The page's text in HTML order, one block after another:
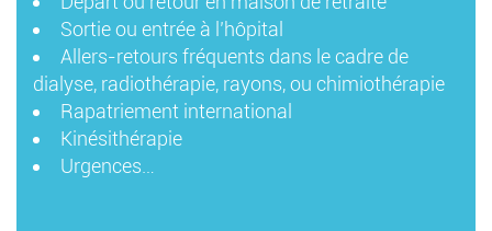
Sortie ou entrée à l’hôpital
Allers-retours fréquents dans le cadre de
dialyse, radiothérapie, rayons, ou chimiothérapie
Rapatriement international
Kinésithérapie
Urgences…